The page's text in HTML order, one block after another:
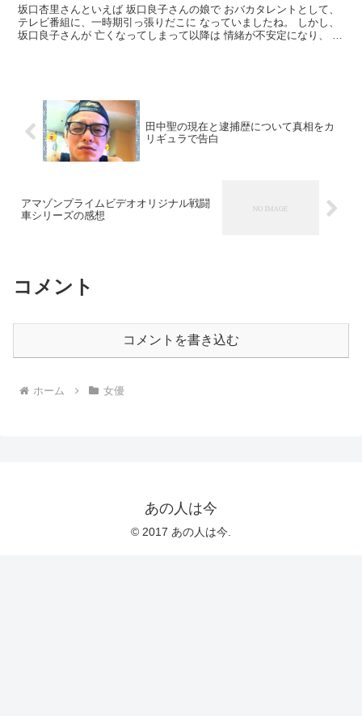
坂口杏里さんといえば 坂口良子さんの娘で おバカタレントとして、
テレビ番組に、一時期引っ張りだこに なっていましたね。 しかし、
坂口良子さんが 亡くなってしまって以降は 情緒が不安定になり、 最
田中聖の現在と逮捕歴について真相をカ
リギュラで告白
アマゾンプライムビデオオリジナル戦闘
車シリーズの感想
コメント
コメントを書き込む
ホーム 女優
あの人は今
© 2017 あの人は今.